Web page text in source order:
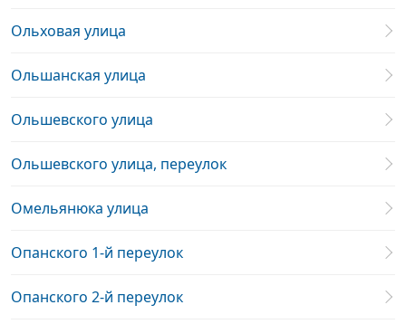
Ольховая улица
Ольшанская улица
Ольшевского улица
Ольшевского улица, переулок
Омельянюка улица
Опанского 1-й переулок
Опанского 2-й переулок